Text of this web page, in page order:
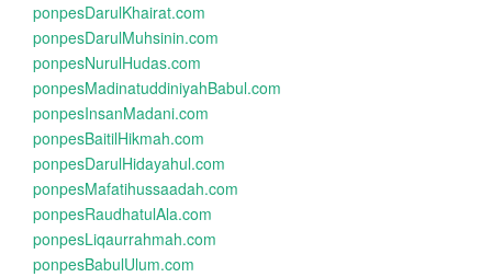
ponpesDarulKhairat.com
ponpesDarulMuhsinin.com
ponpesNurulHudas.com
ponpesMadinatuddiniyahBabul.com
ponpesInsanMadani.com
ponpesBaitilHikmah.com
ponpesDarulHidayahul.com
ponpesMafatihussaadah.com
ponpesRaudhatulAla.com
ponpesLiqaurrahmah.com
ponpesBabulUlum.com